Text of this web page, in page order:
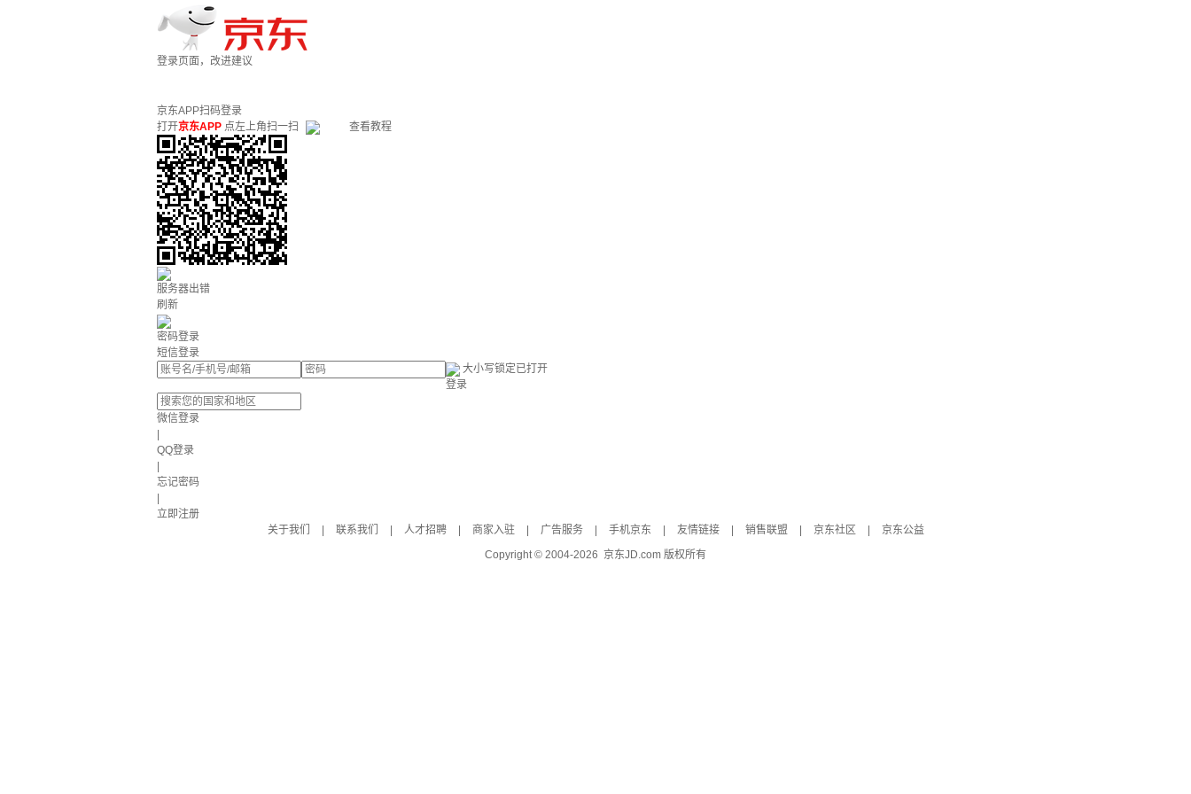
登录页面，改进建议
京东APP扫码登录
打开京东APP 点左上角扫一扫 查看教程
服务器出错
刷新
密码登录
短信登录
大小写锁定已打开
登录
微信登录
QQ登录
忘记密码
立即注册
关于我们
联系我们 人才招聘 商家入驻 广告服务 手机京东 友情链接 销售联盟 京东社区
京东公益
Copyright © 2004-2026 京东JD.com 版权所有